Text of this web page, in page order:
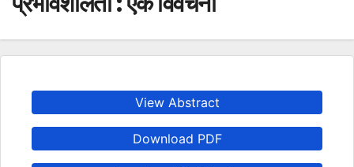
View Abstract
Download PDF